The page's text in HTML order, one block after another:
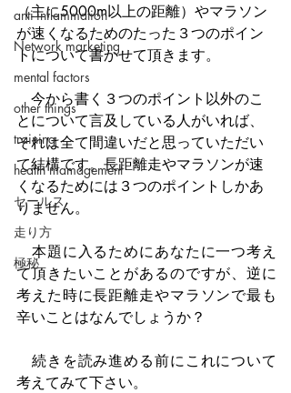
anti-inflammation
Network marketing
mental factors
other things
training
health mamagement
セールス
走り方
極秘
（主に5000m以上の距離）やマラソン
が速くなるためのたった３つのポイン
トについて書かせて頂きます。
今から書く３つのポイント以外のこ
とについて言及している人がいれば、
それは全て間違いだと思っていただい
て結構です。長距離走やマラソンが速
くなるためには３つのポイントしかあ
りません。
本題に入るためにあなたに一つ考え
て頂きたいことがあるのですが、逆に
考えた時に長距離走やマラソンで最も
辛いことはなんでしょうか？
続きを読み進める前にこれについて
考えてみて下さい。